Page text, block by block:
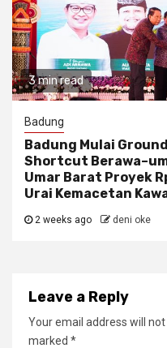
3 min read
Badung
Badung Mulai
Shortcut
Umar Barat Proyek
Urai Kemacetan
2 weeks ago deni oke
Leave a Reply
Your email address will not
marked *